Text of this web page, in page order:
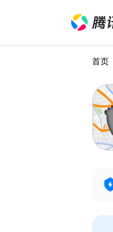
首页